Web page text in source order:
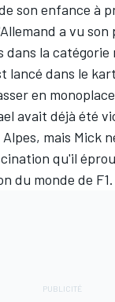
son enfance à
a vu
dans la
lancé dans le
en
avait déjà été
mais Mick
qu'il
du monde de F1.